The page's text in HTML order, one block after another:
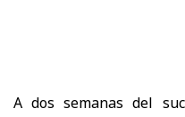
A dos semanas del